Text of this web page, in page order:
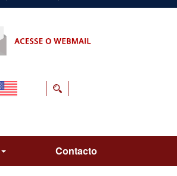
Contacto